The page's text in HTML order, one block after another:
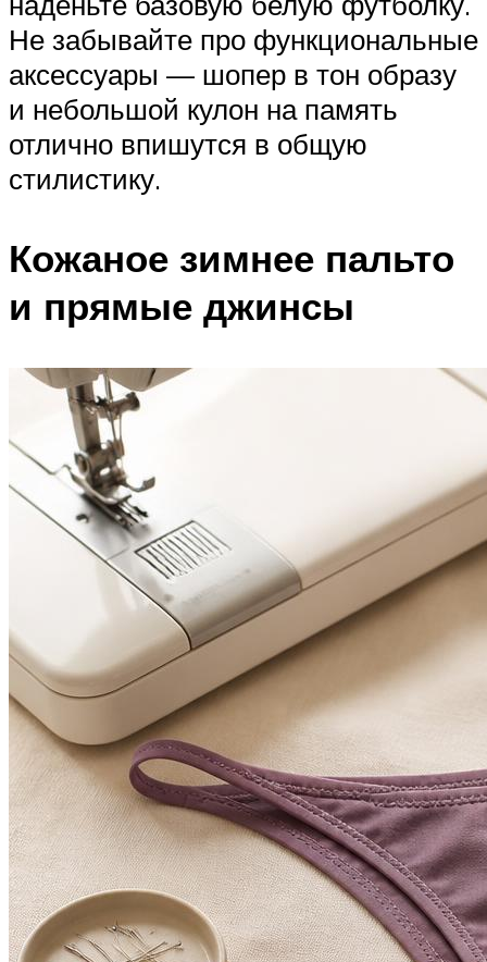
Не забывайте про функциональные
аксессуары — шопер в тон образу
и небольшой кулон на память
отлично впишутся в общую
стилистику.
Кожаное зимнее пальто
и прямые джинсы